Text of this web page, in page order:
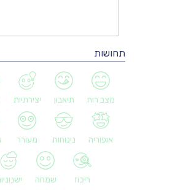
תחושות
מצב רוח תיאבון יצירתיות
אופוריה נינוחות מעורר
ריכוז שמחה